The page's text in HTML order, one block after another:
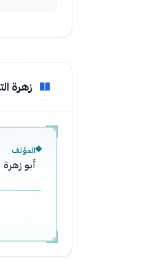
زهرة
المؤلف
أبو زهرة